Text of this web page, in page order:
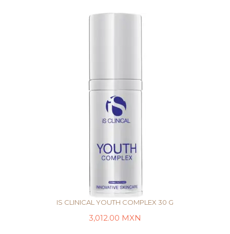
LEER MÁS
IS CLINICAL YOUTH COMPLEX 30 G
3,012.00 MXN